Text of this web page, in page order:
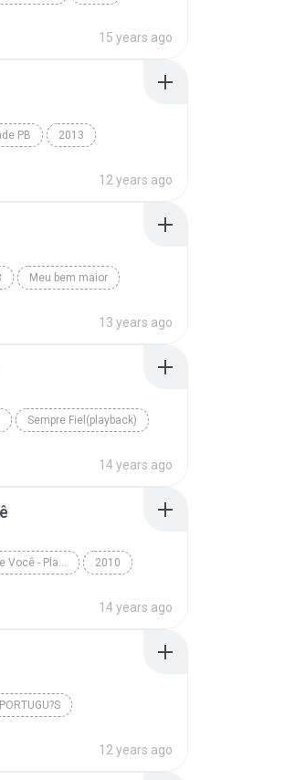
15 years ago
PB 2013
12 years ago
Meu bem maior
13 years ago
Sempre Fiel(playback)
14 years ago
Ele Não Desiste De Você - Playback 2010
14 years ago
12 years ago